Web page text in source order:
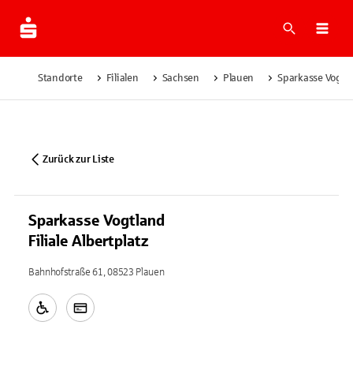
Suche
Standorte Filialen Sachsen Plauen Sparkasse
Zurück zur Liste
Sparkasse Vogtland
Filiale Albertplatz
Bahnhofstraße 61, 08523 Plauen